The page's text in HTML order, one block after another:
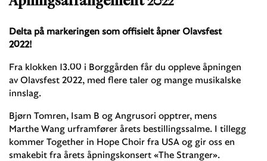
Delta på markeringen som offisielt åpner Olavsfest
2022!
Fra klokken 13.00 i Borggården får du oppleve åpningen
av Olavsfest 2022, med flere taler og mange musikalske
innslag.
Bjørn Tomren, Isam B og Angrusori opptrer, mens
Marthe Wang urframfører årets bestillingssalme. I tillegg
kommer Together in Hope Choir fra USA og gir oss en
smakebit fra årets åpningskonsert «The Stranger».